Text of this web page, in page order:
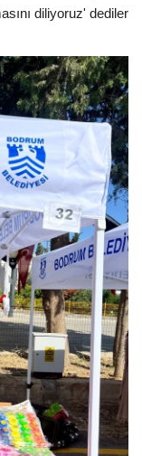
diliyoruz' dediler